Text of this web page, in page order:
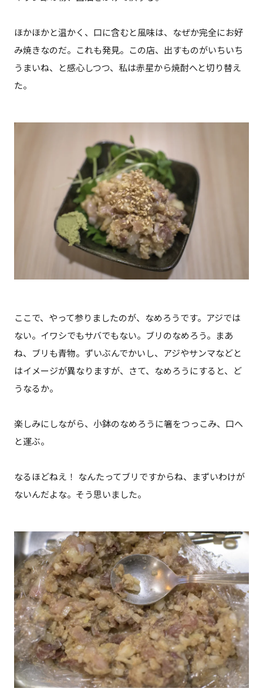
ほかほかと温かく、口に含むと風味は、なぜか完全にお好
み焼きなのだ。これも発見。この店、出すものがいちいち
うまいね、と感心しつつ、私は赤星から焼酎へと切り替え
た。
ここで、やって参りましたのが、なめろうです。アジでは
ない。イワシでもサバでもない。ブリのなめろう。まあ
ね、ブリも青物。ずいぶんでかいし、アジやサンマなどと
はイメージが異なりますが、さて、なめろうにすると、ど
うなるか。
楽しみにしながら、小鉢のなめろうに箸をつっこみ、口へ
と運ぶ。
なるほどねえ！ なんたってブリですからね、まずいわけが
ないんだよな。そう思いました。